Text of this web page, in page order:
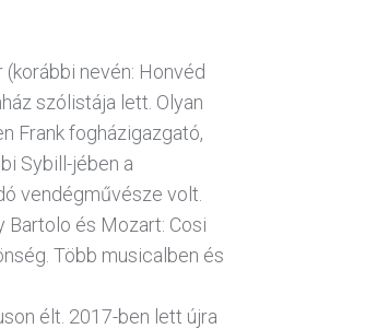
nevén: Honvéd
szólistája lett. Olyan
Frank fogházigazgató,
Sybill-jében a
vendégművésze volt.
Bartolo és Mozart: Cosi
Több musicalben és
élt. 2017-ben lett újra